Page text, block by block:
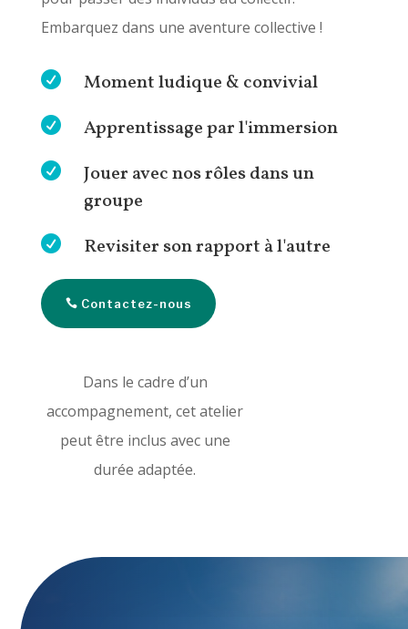
Embarquez dans une aventure collective !
 Moment ludique & convivial
 Apprentissage par l'immersion

Jouer avec nos rôles dans un
groupe
 Revisiter son rapport à l'autre
Contactez-nous
Dans le cadre d’un
accompagnement, cet atelier
peut être inclus avec une
durée adaptée.